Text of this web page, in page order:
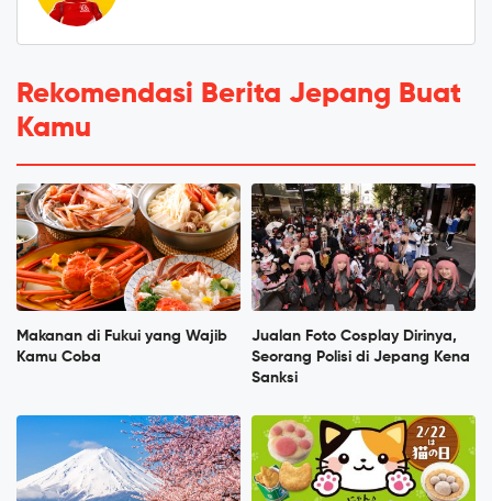
Rekomendasi Berita Jepang Buat
Kamu
Makanan di Fukui yang Wajib
Kamu Coba
Jualan Foto Cosplay Dirinya,
Seorang Polisi di Jepang Kena
Sanksi